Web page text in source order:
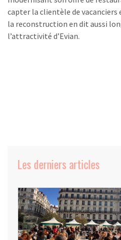
capter la clientèle de vacanciers
la reconstruction en dit aussi
l’attractivité d’Evian.